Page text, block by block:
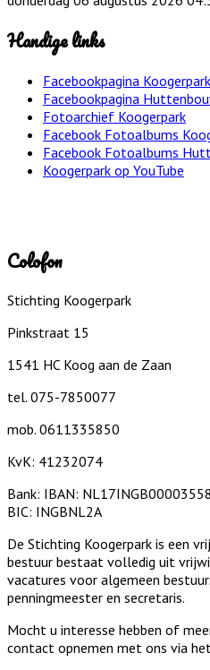
Handige links
Facebookpagina Koogerpark
Facebookpagina
Fotoarchief Koogerpark
Facebook Fotoalbums
Facebook Fotoalbums
Koogerpark op YouTube
Colofon
Stichting Koogerpark
Pinkstraat 15
1541 HC Koog aan de Zaan
tel. 075-7850077
mob. 0611335850
KvK: 41232074
Bank: IBAN:
BIC: INGBNL2A
De Stichting Koogerpark is een
bestuur bestaat volledig uit
vacatures voor algemeen
penningmeester en secretaris.
Mocht u interesse hebben of
contact opnemen met ons via